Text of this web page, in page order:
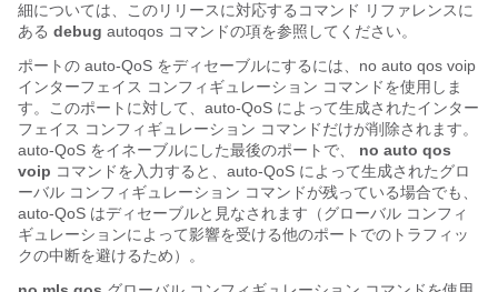
細については、このリリースに対応するコマンド リファレンスに
ある debug autoqos コマンドの項を参照してください。
ポートの auto-QoS をディセーブルにするには、no auto qos voip
インターフェイス コンフィギュレーション コマンドを使用しま
す。このポートに対して、auto-QoS によって生成されたインター
フェイス コンフィギュレーション コマンドだけが削除されます。
auto-QoS をイネーブルにした最後のポートで、
no auto qos
voip コマンドを入力すると、auto-QoS によって生成されたグロ
ーバル コンフィギュレーション コマンドが残っている場合でも、
auto-QoS はディセーブルと見なされます（グローバル コンフィ
ギュレーションによって影響を受ける他のポートでのトラフィッ
クの中断を避けるため）。